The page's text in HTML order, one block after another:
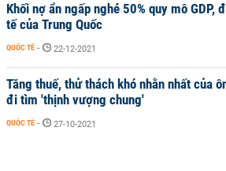
Khối nợ ẩn ngấp nghé 50% quy mô GDP,
tế của Trung Quốc
QUỐC TẾ - 22-12-2021
Tăng thuế, thử thách khó nhằn nhất của
đi tìm 'thịnh vượng chung'
QUỐC TẾ - 27-10-2021